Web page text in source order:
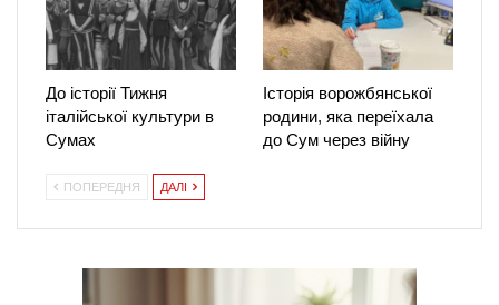
До історії Тижня
італійської культури в
Сумах
Історія ворожбянської
родини, яка переїхала
до Сум через війну
ПОПЕРЕДНЯ ДАЛІ